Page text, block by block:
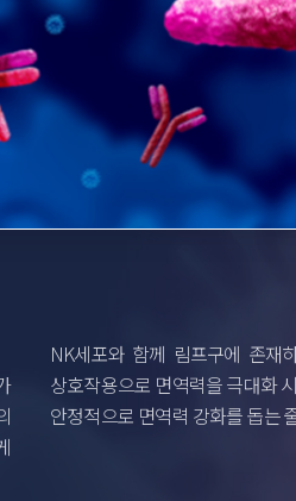
NK세포와 함께 림프구에 존재
상호작용으로 면역력을 극대화
안정적으로 면역력 강화를 돕는